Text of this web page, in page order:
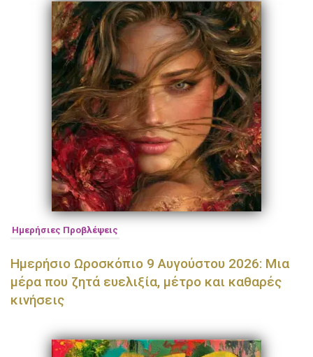
Ημερήσιες Προβλέψεις
Ημερήσιο Ωροσκόπιο 9 Αυγούστου 2026: Μια
μέρα που ζητά ευελιξία, μέτρο και καθαρές
κινήσεις